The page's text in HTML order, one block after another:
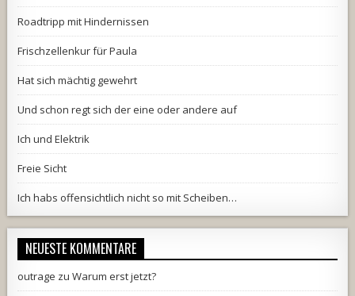
Roadtripp mit Hindernissen
Frischzellenkur für Paula
Hat sich mächtig gewehrt
Und schon regt sich der eine oder andere auf
Ich und Elektrik
Freie Sicht
Ich habs offensichtlich nicht so mit Scheiben…
NEUESTE KOMMENTARE
outrage zuWarum erst jetzt?